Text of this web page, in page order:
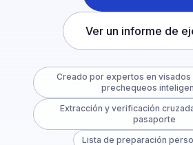
Ver un informe de
Creado por expertos en visados
prechequeos
Extracción y verificación
pasaporte
Lista de preparación